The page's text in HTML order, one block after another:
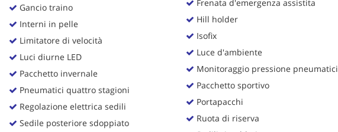
Gancio traino
Interni in pelle
Limitatore di velocità
Luci diurne LED
Pacchetto invernale
Pneumatici quattro stagioni
Regolazione elettrica sedili
Sedile posteriore sdoppiato
Frenata d'emergenza assistita
Hill holder
Isofix
Luce d'ambiente
Monitoraggio pressione pneumatici
Pacchetto sportivo
Portapacchi
Ruota di riserva
Cookie delle preferenze
Cookie per il miglioramento dell'esperienza utente
Cookie analitici
Cookie di marketing